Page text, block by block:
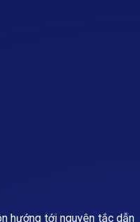
hướng tới nguyên tắc dẫn